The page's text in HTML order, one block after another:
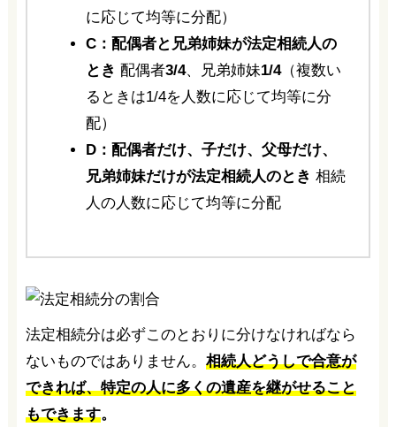
に応じて均等に分配）
C：配偶者と兄弟姉妹が法定相続人の
とき 配偶者3/4、兄弟姉妹1/4（複数い
るときは1/4を人数に応じて均等に分
配）
D：配偶者だけ、子だけ、父母だけ、
兄弟姉妹だけが法定相続人のとき 相続
人の人数に応じて均等に分配
法定相続分は必ずこのとおりに分けなければなら
ないものではありません。 相続人どうしで合意が
できれば、特定の人に多くの遺産を継がせること
もできます。